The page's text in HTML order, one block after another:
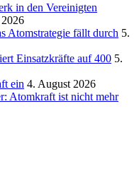
in den Vereinigten
Atomstrategie fällt durch 5.
Einsatzkräfte auf 400 5.
ein 4. August 2026
Atomkraft ist nicht mehr